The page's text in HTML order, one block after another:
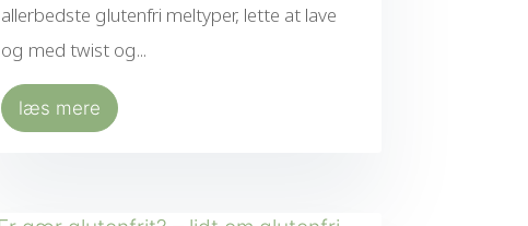
allerbedste glutenfri meltyper, lette at lave
og med twist og...
læs mere